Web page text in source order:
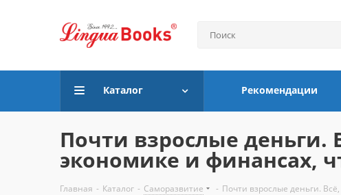
Каталог Рекомендации
Почти взрослые деньги.
экономике и финансах,
Главная - Каталог - Саморазвитие - Почти взрослые деньги.